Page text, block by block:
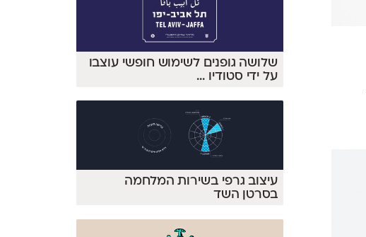
שלושה גופנים לשימוש חופשי עוצבו
על ידי סטודיו
...
עיצוב גרפי בשירות המלחמה
בסרטן השד